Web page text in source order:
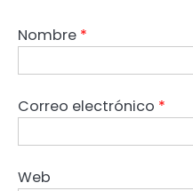
Nombre *
Correo electrónico *
Web